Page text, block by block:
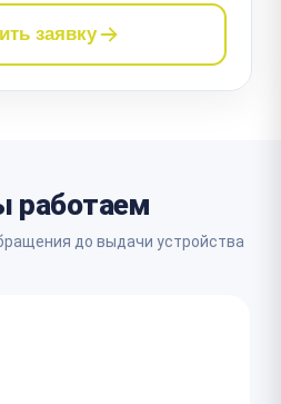
заявку
работаем
до выдачи устройства